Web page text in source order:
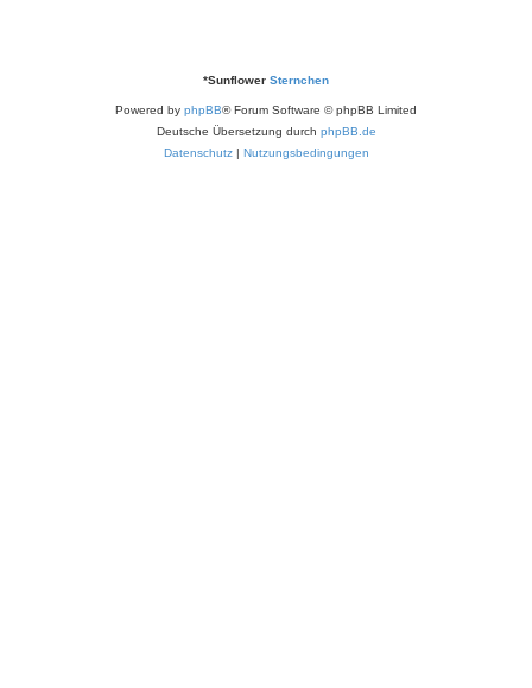
*Sunflower Sternchen
Powered by phpBB® Forum Software © phpBB Limited
Deutsche Übersetzung durch phpBB.de
Datenschutz| Nutzungsbedingungen